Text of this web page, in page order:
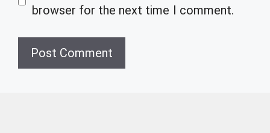
browser for the next time I comment.